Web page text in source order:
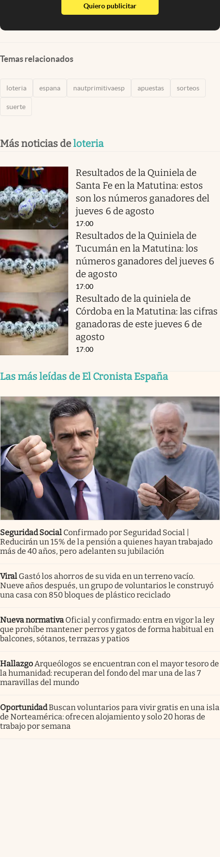
Quiero publicitarabre en nueva pestaña
Temas relacionados
loteria espana nautprimitivaesp apuestas sorteos
suerte
Más noticias deloteria
Resultados de la Quiniela de
Santa Fe en la Matutina: estos
son los números ganadores del
jueves 6 de agosto
17:00
Resultados de la Quiniela de
Tucumán en la Matutina: los
números ganadores del jueves 6
de agosto
17:00
Resultado de la quiniela de
Córdoba en la Matutina: las cifras
ganadoras de este jueves 6 de
agosto
17:00
Las más leídas de El Cronista España
Seguridad Social Confirmado por Seguridad Social |
Reducirán un 15% de la pensión a quienes hayan trabajado
más de 40 años, pero adelanten su jubilación
Viral Gastó los ahorros de su vida en un terreno vacío.
Nueve años después, un grupo de voluntarios le construyó
una casa con 850 bloques de plástico reciclado
Nueva normativa Oficial y confirmado: entra en vigor la ley
que prohíbe mantener perros y gatos de forma habitual en
balcones, sótanos, terrazas y patios
Hallazgo Arqueólogos se encuentran con el mayor tesoro de
la humanidad: recuperan del fondo del mar una de las 7
maravillas del mundo
OportunidadBuscan voluntarios para vivir gratis en una isla
de Norteamérica: ofrecen alojamiento y solo 20 horas de
trabajo por semana